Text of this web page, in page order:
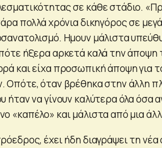
σε κάθε στάδιο.
πολλά χρόνια δικηγόρος σε
Ημουν μάλιστα
ήξερα αρκετά καλά την άποψη
και είχα προσωπική άποψη για
Οπότε, όταν βρέθηκα στην άλλη
ήταν να γίνουν καλύτερα όλα όσα
«καπέλο» και μάλιστα από μια
έχει ήδη διαγράψει τη νέα